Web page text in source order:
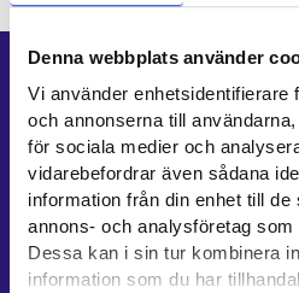
Denna webbplats använder
Vi använder enhetsidentifierare
och annonserna till
för sociala medier och
vidarebefordrar även sådana
information från din enhet till
annons- och analysföretag
Dessa kan i sin tur kombinera
information som du har
Genvägar
E-tjänster
Min karriärstig
Jobbsökningsprofil
Lediga arbetsplatser
Information och aktuellt på